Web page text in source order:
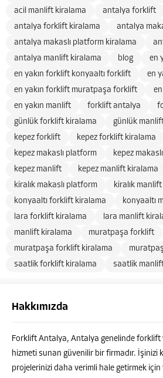
acil manlift kiralama
antalya forklift
antalya forklift kiralama
antalya
antalya makaslı platform kiralama
antalya manlift kiralama
blog
en
en yakın forklift konyaaltı forklift
en
en yakın forklift muratpaşa forklift
en yakın manlift
forklift antalya
günlük forklift kiralama
günlük
kepez forklift
kepez forklift kiralama
kepez makaslı platform
kepez
kepez manlift
kepez manlift kiralama
kiralık makaslı platform
kiralık manlift
konyaaltı forklift kiralama
konyaaltı
lara forklift kiralama
lara manlift
manlift kiralama
muratpaşa forklift
muratpaşa forklift kiralama
saatlik forklift kiralama
saatlik
Hakkımızda
Forklift Antalya, Antalya genelinde forklift
hizmeti sunan güvenilir bir firmadır. İşinizi
projelerinizi daha verimli hale getirmek